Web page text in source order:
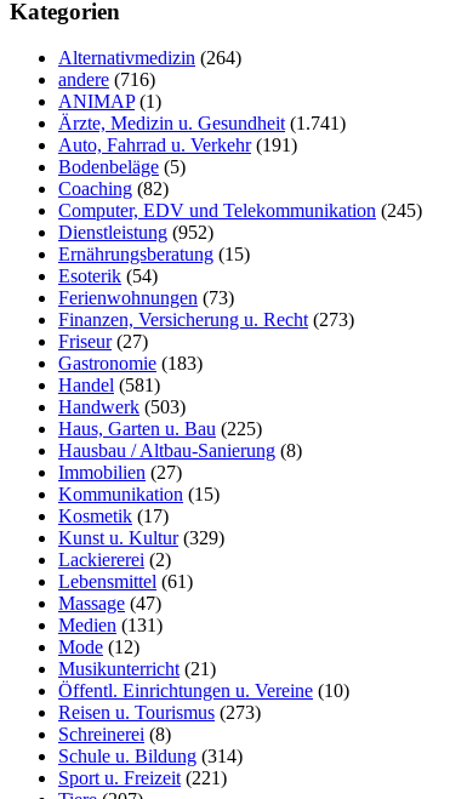
Kategorien
Alternativmedizin (264)
andere (716)
ANIMAP(1)
Ärzte, Medizin u. Gesundheit (1.741)
Auto, Fahrrad u. Verkehr(191)
Bodenbeläge (5)
Coaching (82)
Computer, EDV und Telekommunikation (245)
Dienstleistung (952)
Ernährungsberatung (15)
Esoterik (54)
Ferienwohnungen (73)
Finanzen, Versicherung u. Recht (273)
Friseur(27)
Gastronomie (183)
Handel (581)
Handwerk (503)
Haus, Garten u. Bau (225)
Hausbau / Altbau-Sanierung (8)
Immobilien (27)
Kommunikation (15)
Kosmetik (17)
Kunst u. Kultur(329)
Lackiererei (2)
Lebensmittel (61)
Massage (47)
Medien (131)
Mode (12)
Musikunterricht (21)
Öffentl. Einrichtungen u. Vereine (10)
Reisen u. Tourismus (273)
Schreinerei (8)
Schule u. Bildung (314)
Sport u. Freizeit (221)